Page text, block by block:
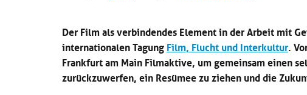
Der Film als verbindendes Element in der Arbeit mit
internationalen TagungFilm, Flucht und Interkultur.
Frankfurt am Main Filmaktive, um gemeinsam einen
zurückzuwerfen, ein Resümee zu ziehen und die